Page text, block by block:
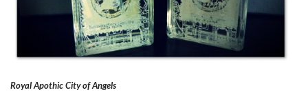
Royal Apothic City of Angels